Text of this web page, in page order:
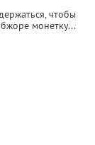
чтобы
монетку...